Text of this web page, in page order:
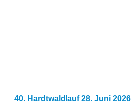
40. Hardtwaldlauf 28. Juni 2026